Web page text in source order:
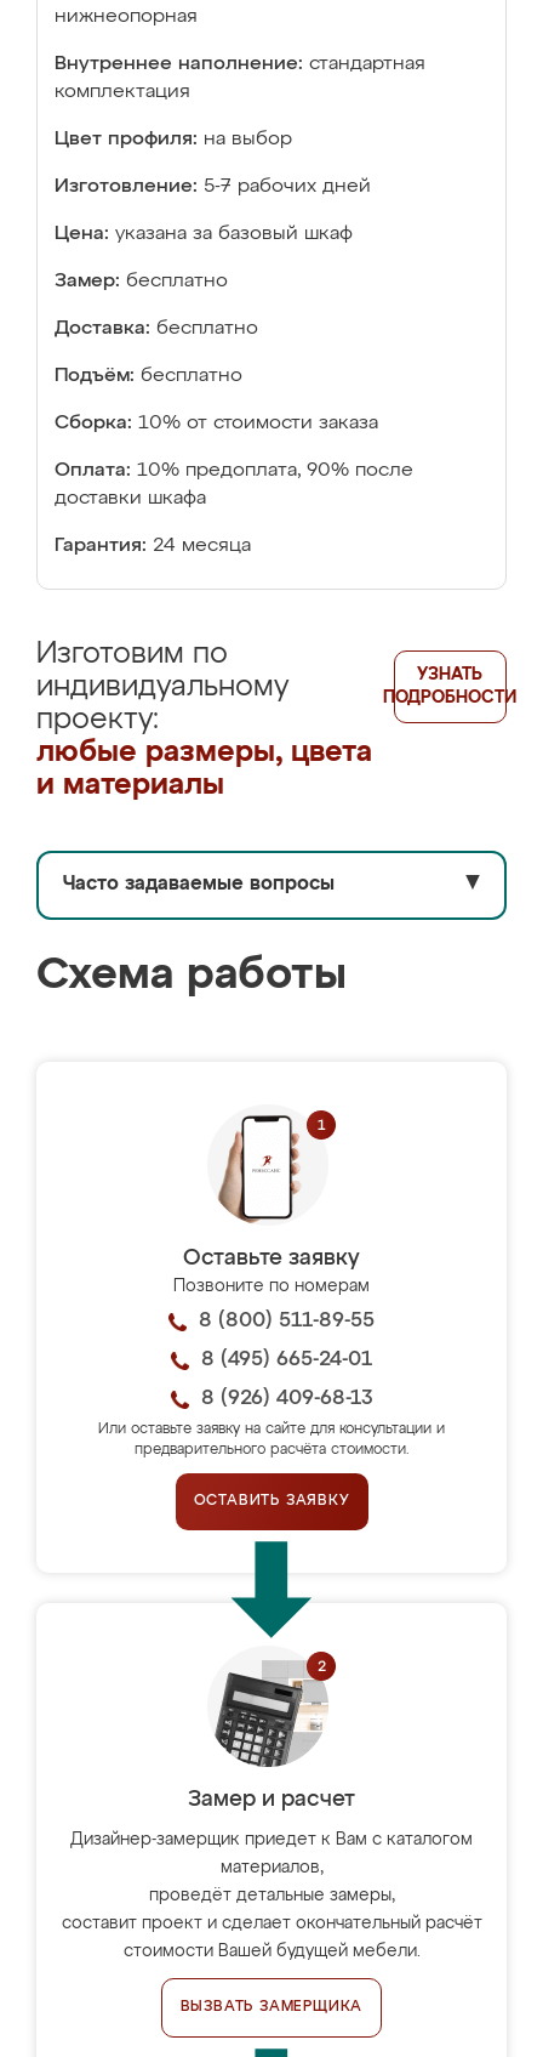
нижнеопорная
Внутреннее наполнение: стандартная
комплектация
Цвет профиля: на выбор
Изготовление: 5-7 рабочих дней
Цена: указана за базовый шкаф
Замер: бесплатно
Доставка: бесплатно
Подъём: бесплатно
Сборка: 10% от стоимости заказа
Оплата: 10% предоплата, 90% после
доставки шкафа
Гарантия: 24 месяца
Изготовим по
индивидуальному
проекту:
любые размеры, цвета
и материалы
УЗНАТЬ
ПОДРОБНОСТИ
Часто задаваемые вопросы ▼
Схема работы
Оставьте заявку
Позвоните по номерам
8 (800) 511-89-55
8 (495) 665-24-01
8 (926) 409-68-13
Или оставьте заявку на сайте для консультации и
предварительного расчёта стоимости.
ОСТАВИТЬ ЗАЯВКУ
Замер и расчет
Дизайнер-замерщик приедет к Вам с каталогом
материалов,
проведёт детальные замеры,
составит проект и сделает окончательный расчёт
стоимости Вашей будущей мебели.
ВЫЗВАТЬ ЗАМЕРЩИКА